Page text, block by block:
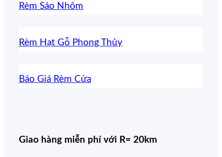
Rèm Sáo Nhôm
Rèm Hạt Gỗ Phong Thủy
Báo Giá Rèm Cửa
Giao hàng miễn phí với R= 20km